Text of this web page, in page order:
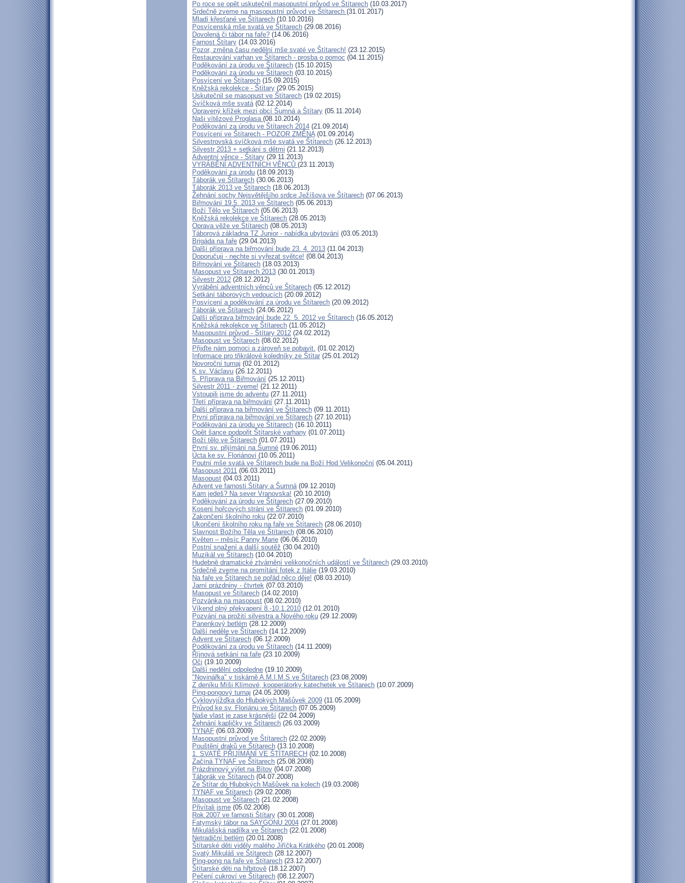
Po roce se opět uskutečnil masopustní průvod ve Štítarech (10.03.2017)
Srdečně zveme na masopustní průvod ve Štítarech (31.01.2017)
Mladí křesťané ve Štítarech (10.10.2016)
Posvícenská mše svatá ve Štítarech (29.08.2016)
Dovolená či tábor na faře? (14.06.2016)
Farnost Štítary (14.03.2016)
Pozor, změna času nedělní mše svaté ve Štítarech! (23.12.2015)
Restaurování varhan ve Štítarech - prosba o pomoc (04.11.2015)
Poděkování za úrodu ve Štítarech (15.10.2015)
Poděkování za úrodu ve Štítarech (03.10.2015)
Posvícení ve Štítarech (15.09.2015)
Kněžská rekolekce - Štítary (29.05.2015)
Uskutečnil se masopust ve Štítarech (19.02.2015)
Svíčková mše svatá(02.12.2014)
Opravený křížek mezi obcí Šumná a Štítary (05.11.2014)
Naši vítězové Proglasa (08.10.2014)
Poděkování za úrodu ve Štítarech 2014 (21.09.2014)
Posvícení ve Štítarech - POZOR ZMĚNA(01.09.2014)
Silvestrovská svíčková mše svatá ve Štítarech (26.12.2013)
Silvestr 2013 + setkání s dětmi (21.12.2013)
Adventní věnce - Štítary (29.11.2013)
VYRÁBĚNÍ ADVENTNÍCH VĚNCŮ (23.11.2013)
Poděkování za úrodu (18.09.2013)
Táborák ve Štítarech (30.06.2013)
Táborák 2013 ve Štítarech (18.06.2013)
Žehnání sochy Nejsvětějšího srdce Ježíšova ve Štítarech (07.06.2013)
Biřmování 19.5. 2013 ve Štítarech (05.06.2013)
Boží Tělo ve Štítarech (05.06.2013)
Kněžská rekolekce ve Štítarech (28.05.2013)
Oprava věže ve Štítarech (08.05.2013)
Táborová základna TZ Junior - nabídka ubytování (03.05.2013)
Brigáda na faře (29.04.2013)
Další příprava na biřmování bude 23. 4. 2013 (11.04.2013)
Doporučuji - nechte si vyřezat světce! (08.04.2013)
Biřmování ve Štítarech (18.03.2013)
Masopust ve Štítarech 2013 (30.01.2013)
Silvestr 2012 (28.12.2012)
Vyrábění adventních věnců ve Štítarech (05.12.2012)
Setkání táborových vedoucích (20.09.2012)
Posvícení a poděkování za úrodu ve Štítarech (20.09.2012)
Táborák ve Štítarech (24.06.2012)
Další příprava biřmování bude 22. 5. 2012 ve Štítarech (16.05.2012)
Kněžská rekolekce ve Štítarech (11.05.2012)
Masopustní průvod - Štítary 2012 (24.02.2012)
Masopust ve Štítarech (08.02.2012)
Přijďte nám pomoci a zároveň se pobavit. (01.02.2012)
Informace pro třikrálové koledníky ze Štítar (25.01.2012)
Novoroční turnaj (02.01.2012)
K sv. Václavu (26.12.2011)
5. Příprava na Biřmování (25.12.2011)
Silvestr 2011 - zveme! (21.12.2011)
Vstoupili jsme do adventu (27.11.2011)
Třetí příprava na biřmování (27.11.2011)
Další příprava na biřmování ve Štítarech (09.11.2011)
První příprava na biřmování ve Štítarech (27.10.2011)
Poděkování za úrodu ve Štítarech (16.10.2011)
Opět šance podpořit Štítarské varhany (01.07.2011)
Boží tělo ve Štítarech (01.07.2011)
První sv. přijímání na Šumné (19.06.2011)
Úcta ke sv. Floriánovi (10.05.2011)
Poutní mše svatá ve Štítarech bude na Boží Hod Velikonoční (05.04.2011)
Masopust 2011 (06.03.2011)
Masopust (04.03.2011)
Advent ve farnosti Štítary a Šumná(09.12.2010)
Kam jedeš? Na sever Vranovska! (20.10.2010)
Poděkování za úrodu ve Štítarech (27.09.2010)
Kosení hořcových strání ve Štítarech (01.09.2010)
Zakončení školního roku (22.07.2010)
Ukončení školního roku na faře ve Štítarech (28.06.2010)
Slavnost Božího Těla ve Štítarech (08.06.2010)
Květen – měsíc Panny Marie (06.06.2010)
Postní snažení a další soutěž (30.04.2010)
Muzikál ve Štítarech (10.04.2010)
Hudebně dramatické ztvárnění velikonočních událostí ve Štítarech (29.03.2010)
Srdečně zveme na promítání fotek z Itálie (19.03.2010)
Na faře ve Štítarech se pořád něco děje! (08.03.2010)
Jarní prázdniny - čtvrtek (07.03.2010)
Masopust ve Štítarech (14.02.2010)
Pozvánka na masopust (08.02.2010)
Víkend plný překvapení 8.-10.1.2010 (12.01.2010)
Pozvání na prožití silvestra a Nového roku (29.12.2009)
Panenkový betlém (28.12.2009)
Další neděle ve Štítarech (14.12.2009)
Advent ve Štítarech (06.12.2009)
Poděkování za úrodu ve Štítarech (14.11.2009)
Říjnová setkání na faře (23.10.2009)
Oči (19.10.2009)
Další nedělní odpoledne (19.10.2009)
"Novinářka" v tiskárně A.M.I.M.S ve Štítarech (23.08.2009)
Z deníku Míši Klímové, kooperátorky katechetek ve Štítarech (10.07.2009)
Ping-pongový turnaj (24.05.2009)
Cyklovyjížďka do Hlubokých Mašůvek 2009 (11.05.2009)
Průvod ke sv. Floriánu ve Štítarech (07.05.2009)
Naše vlast je zase krásnější (22.04.2009)
Žehnání kapličky ve Štítarech (26.03.2009)
TYNAF (06.03.2009)
Masopustní průvod ve Štítarech (22.02.2009)
Pouštění draků ve Štítarech (13.10.2008)
1. SVATÉ PŘIJÍMÁNÍ VE ŠTÍTARECH (02.10.2008)
Začíná TYNAF ve Štítarech (25.08.2008)
Prázdninový výlet na Bítov (04.07.2008)
Táborák ve Štítarech (04.07.2008)
Ze Štítar do Hlubokých Mašůvek na kolech (19.03.2008)
TYNAF ve Štítarech (29.02.2008)
Masopust ve Štítarech (21.02.2008)
Přivítali jsme (05.02.2008)
Rok 2007 ve farnosti Štítary (30.01.2008)
Fatymský tábor na SAYGONU 2004 (27.01.2008)
Mikulášská nadílka ve Štítarech (22.01.2008)
Netradiční betlém (20.01.2008)
Štítarské děti viděly malého Jiříčka Krátkého (20.01.2008)
Svatý Mikuláš ve Štítarech (28.12.2007)
Ping-pong na faře ve Štítarech (23.12.2007)
Štítarské děti na hřbitově (18.12.2007)
Pečení cukroví ve Štítarech (08.12.2007)